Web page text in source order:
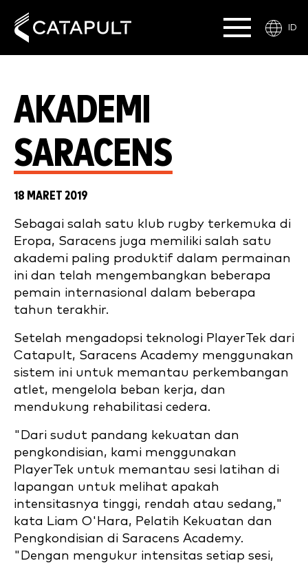
ID
AKADEMI
SARACENS
18 MARET 2019
Sebagai salah satu klub rugby terkemuka di
Eropa, Saracens juga memiliki salah satu
akademi paling produktif dalam permainan
ini dan telah mengembangkan beberapa
pemain internasional dalam beberapa
tahun terakhir.
Setelah mengadopsi teknologi PlayerTek dari
Catapult, Saracens Academy menggunakan
sistem ini untuk memantau perkembangan
atlet, mengelola beban kerja, dan
mendukung rehabilitasi cedera.
"Dari sudut pandang kekuatan dan
pengkondisian, kami menggunakan
PlayerTek untuk memantau sesi latihan di
lapangan untuk melihat apakah
intensitasnya tinggi, rendah atau sedang,"
kata Liam O'Hara, Pelatih Kekuatan dan
Pengkondisian di Saracens Academy.
"Dengan mengukur intensitas setiap sesi,